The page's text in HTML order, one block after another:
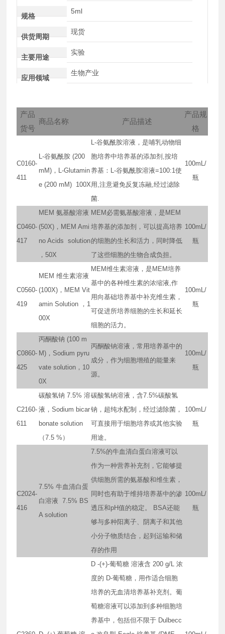
规格
5ml
供货周期
现货
主要用途
实验
应用领域
生物产业
产品
货号
商品名称 产品描述
产品规
格
C0160-
411
L-谷氨酰胺 (200
mM)，L-Glutamin
e (200 mM) 100X
L-谷氨酰胺溶液，是哺乳动物细
胞培养中培养基的添加剂,按培
养基：L-谷氨酰胺溶液=100:1使
用,注意避免反复冻融,经过滤除
菌.
100mL/
瓶
C0460-
417
MEM 氨基酸溶液
(50X)，MEM Ami
no Acids solution
，50X
MEM必需氨基酸溶液，是MEM
培养基的添加剂，可以提高培养
的细胞的生长和活力，同时降低
了这些细胞的生物合成负担。
100mL/
瓶
C0560-
419
MEM 维生素溶液
(100X)，MEM Vit
amin Solution ，1
00X
MEM维生素溶液，是MEM培养
基中的各种维生素的浓缩液,作
用向基础培养基中补充维生素，
可促进所培养细胞的生长和延长
细胞的活力。
100mL/
瓶
C0860-
425
丙酮酸钠 (100 m
M)，Sodium pyru
vate solution，10
0X
丙酮酸钠溶液，常用培养基中的
成分，作为细胞增殖的能量来
源。
100mL/
瓶
C2160-
611
碳酸氢钠 7.5% 溶
液，Sodium bicar
bonate solution
（7.5 %）
碳酸氢钠溶液，含7.5%碳酸氢
钠，超纯水配制，经过滤除菌，
可直接用于细胞培养或其他实验
用途。
100mL/
瓶
C2024-
416
7.5% 牛血清白蛋
白溶液 7.5% BS
A solution
7.5%的牛血清白蛋白溶液可以
作为一种营养补充剂，它能够提
供细胞所需的氨基酸和维生素，
同时也有助于维持培养基中的渗
透压和pH值的稳定。 BSA还能
够与多种阳离子、阴离子和其他
小分子物质结合，起到运输和储
存的作用
100mL/
瓶
D -(+)-葡萄糖 溶液含 200 g/L 浓
度的 D-葡萄糖，用作适合细胞
培养的无血清培养基补充剂。葡
萄糖溶液可以添加到多种细胞培
养基中，包括但不限于 Dulbecc